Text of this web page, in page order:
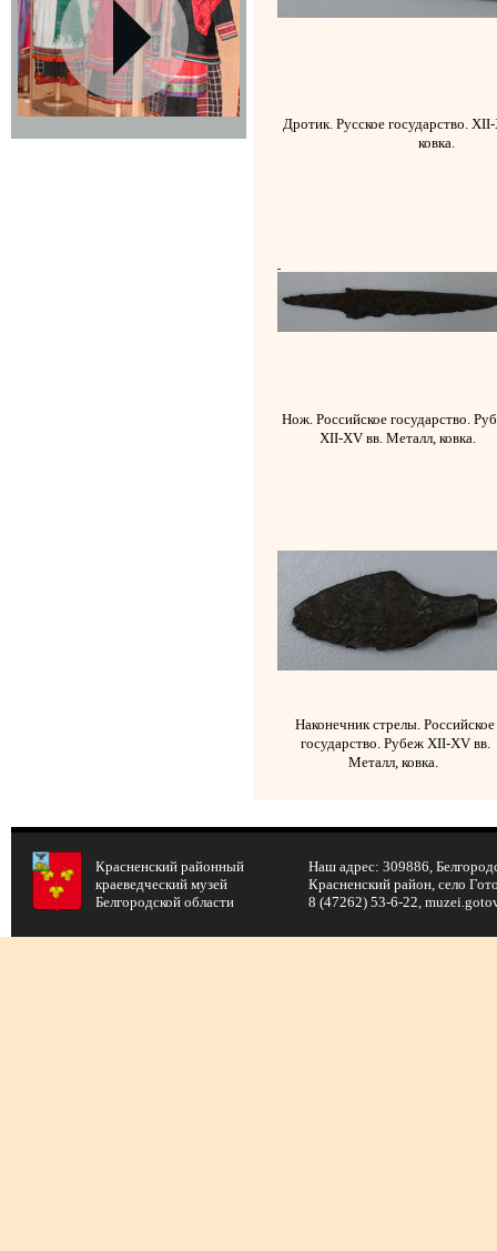
Дротик. Русское государство.
ковка.
Нож. Российское государство.
XII-XV вв. Металл, ковка.
Наконечник стрелы. Российское
государство. Рубеж XII-XV вв.
Металл, ковка.
Красненский районный
краеведческий музей
Белгородской области
Наш адрес: 309886,
Красненский район, село
8 (47262) 53-6-22,